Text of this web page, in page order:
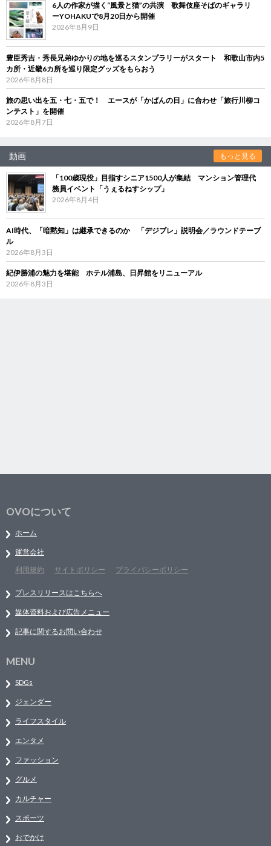
6人の作家が描く“風景と猫”の共演 歌舞伎座そばのギャラリ
ーYOHAKUで8月20日から開催
2026年8月9日
豊臣秀吉・秀長兄弟ゆかりの地を巡るスタンプラリーがスタート 和歌山市内5
カ所・近畿6カ所を巡り限定グッズをもらおう
2026年8月8日
旅の思い出を五・七・五で！ エースが「かばんの日」に合わせ「旅行川柳コ
ンテスト」を開催
2026年8月7日
動画 もっと見る
「100歳現役」目指すシニア1500人が集結 マンション管理代
務員イベント「うぇるねすシップ」
2026年8月4日
AI時代、「暗黙知」は継承できるのか 「デジブレ」説明会／ラウンドテーブ
ル
2026年8月3日
紀伊勝浦の魅力を堪能 ホテル浦島、日昇館をリニューアル
2026年8月3日
OVOについて
ホーム
運営会社
利用規約
サイトポリシー プライバシーポリシー
プレスリリースはこちらへ
媒体資料および広告メニュー
記事に関するお問い合わせ
MENU
SDGs
ジェンダー
ライフスタイル
エンタメ
ファッション
グルメ
カルチャー
スポーツ
おでかけ